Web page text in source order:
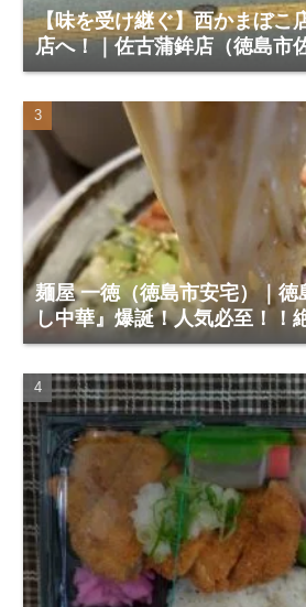
【味を受け継ぐ】西かまぼこ
店へ！｜佐古蒲鉾店（徳島市
麺屋 一徳（徳島市安宅）｜徳
し中華』爆誕！人気必至！！
す。